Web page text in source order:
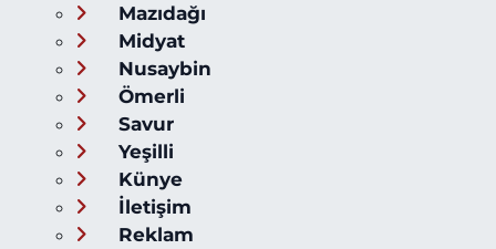
Mazıdağı
Midyat
Nusaybin
Ömerli
Savur
Yeşilli
Künye
İletişim
Reklam